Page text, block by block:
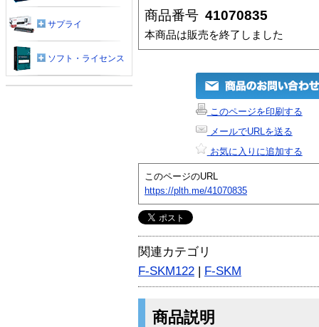
商品番号 41070835
本商品は販売を終了しました
このページを印刷する
メールでURLを送る
お気に入りに追加する
このページのURL
https://plth.me/41070835
関連カテゴリ
F-SKM122 | F-SKM
商品説明
サプライ
ソフト・ライセンス